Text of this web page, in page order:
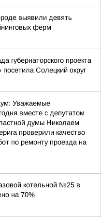
выявили девять
ферм
губернаторского проекта
Солецкий округ
Уважаемые
вместе с депутатом
думы Николаем
проверили качество
по ремонту проезда на
котельной №25 в
на 70%